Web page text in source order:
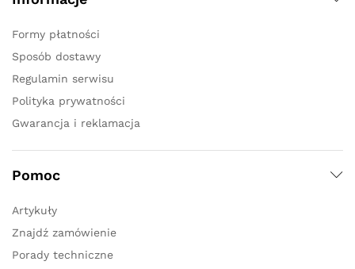
Formy płatności
Sposób dostawy
Regulamin serwisu
Polityka prywatności
Gwarancja i reklamacja
Pomoc
Artykuły
Znajdź zamówienie
Porady techniczne